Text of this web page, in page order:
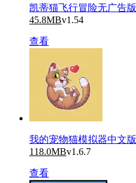
凯蒂猫飞行冒险无广告版
45.8MBv1.54
查看
我的宠物猫模拟器中文版
118.0MBv1.6.7
查看